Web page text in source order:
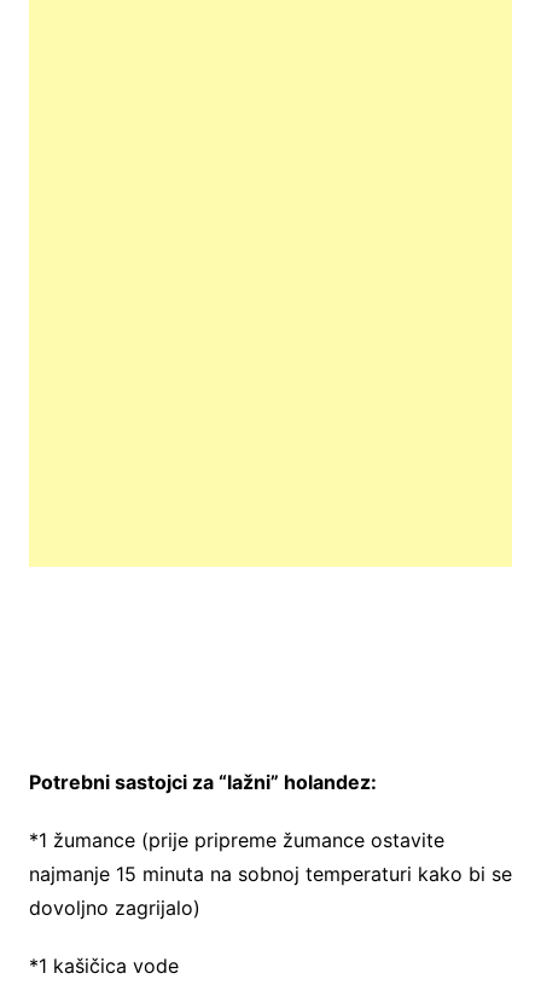
Potrebni sastojci za “lažni” holandez:
*1 žumance (prije pripreme žumance ostavite
najmanje 15 minuta na sobnoj temperaturi kako bi se
dovoljno zagrijalo)
*1 kašičica vode